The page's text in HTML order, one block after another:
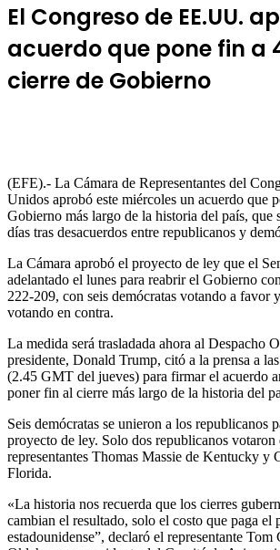
El Congreso de EE.UU.
acuerdo que pone fin a
cierre de Gobierno
(EFE).- La Cámara de Representantes del
Unidos aprobó este miércoles un acuerdo que
Gobierno más largo de la historia del país, que
días tras desacuerdos entre republicanos y
La Cámara aprobó el proyecto de ley que el
adelantado el lunes para reabrir el Gobierno
222-209, con seis demócratas votando a favor
votando en contra.
La medida será trasladada ahora al Despacho
presidente, Donald Trump, citó a la prensa a
(2.45 GMT del jueves) para firmar el acuerdo
poner fin al cierre más largo de la historia del
Seis demócratas se unieron a los republicanos
proyecto de ley. Solo dos republicanos votaron
representantes Thomas Massie de Kentucky y
Florida.
«La historia nos recuerda que los cierres
cambian el resultado, solo el costo que paga el
estadounidense”, declaró el representante